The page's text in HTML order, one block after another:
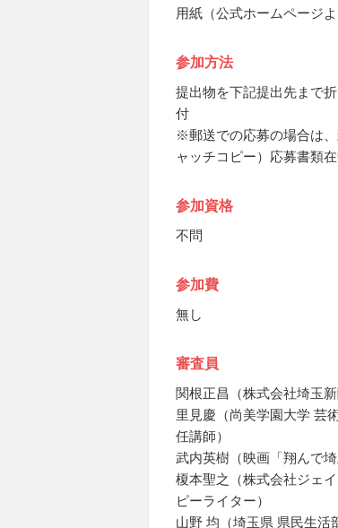
用紙（公式ホームページ
参加方法
提出物を下記提出先まで
付
※郵送での応募の場合は
ャッチコピー）応募書類
参加資格
不問
参加費
無し
審査員
関根正昌（株式会社埼玉
里見慶（尚美学園大学 芸
任講師）
武内英樹（映画「翔んで埼
榎本聖之（株式会社ジェ
ピーライター）
山野 均（埼玉県 県民生活